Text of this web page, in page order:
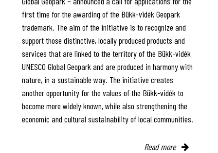
first time for the awarding of the Bükk-vidék Geopark
trademark. The aim of the initiative is to recognize and
support those distinctive, locally produced products and
services that are linked to the territory of the Bükk-vidék
UNESCO Global Geopark and are produced in harmony with
nature, in a sustainable way. The initiative creates
another opportunity for the values of the Bükk-vidék to
become more widely known, while also strengthening the
economic and cultural sustainability of local communities.
Read more